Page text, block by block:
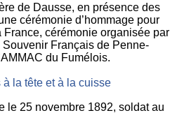
de Dausse, en présence des
cérémonie d’hommage pour
cérémonie organisée par
Souvenir Français de Penne-
du Fumélois.
à la tête et à la cuisse
le 25 novembre 1892, soldat au